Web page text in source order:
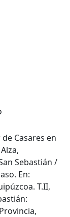
Casares en
Sebastián /
En:
T.II,